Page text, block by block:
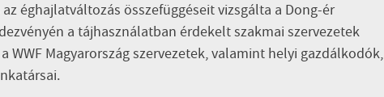
éghajlatváltozás összefüggéseit vizsgálta a Dong-ér
a tájhasználatban érdekelt szakmai szervezetek
WWF Magyarország szervezetek, valamint helyi gazdálkodók,